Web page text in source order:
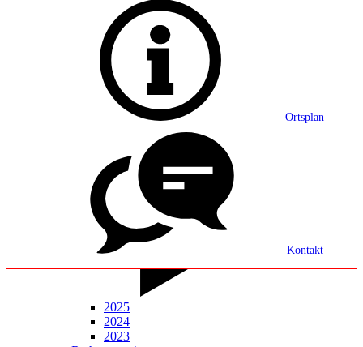
Ortsplan
Kontakt
Grußwort
Ortsplan
Partnerschaft
Statistik
Mitteilungsblatt
2025
2024
2023